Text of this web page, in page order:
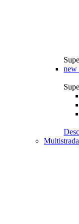
new
Multistrada